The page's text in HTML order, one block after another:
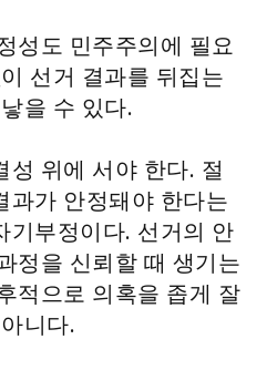
성도 민주주의에 필요
선거 결과를 뒤집는
을 수 있다.
성 위에 서야 한다. 절
과가 안정돼야 한다는
기부정이다. 선거의 안
정을 신뢰할 때 생기는
적으로 의혹을 좁게 잘
니다.